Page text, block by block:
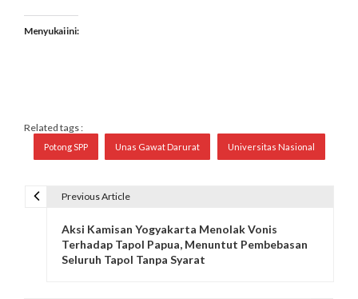
Menyukai ini:
Related tags :
Potong SPP Unas Gawat Darurat Universitas Nasional
Previous Article
Aksi Kamisan Yogyakarta Menolak Vonis
Terhadap Tapol Papua, Menuntut Pembebasan
Seluruh Tapol Tanpa Syarat